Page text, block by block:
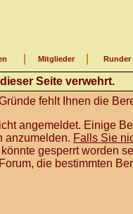
Mitglieder Runder
Seite verwehrt.
fehlt Ihnen die
angemeldet. Einige
anzumelden. Falls Sie
könnte gesperrt worden
die bestimmten